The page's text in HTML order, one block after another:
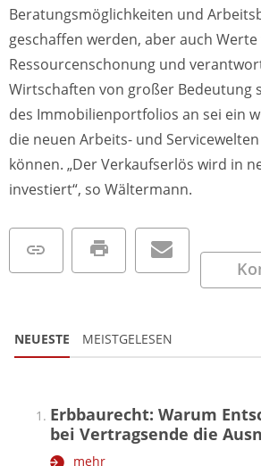
Beratungsmöglichkeiten und
geschaffen werden, aber auch
Ressourcenschonung und
Wirtschaften von großer Bedeutung
des Immobilienportfolios an sei ein
die neuen Arbeits- und
können. „Der Verkaufserlös wird in
investiert“, so Wältermann.
NEUESTE MEISTGELESEN
Erbbaurecht: Warum
bei Vertragsende die
mehr